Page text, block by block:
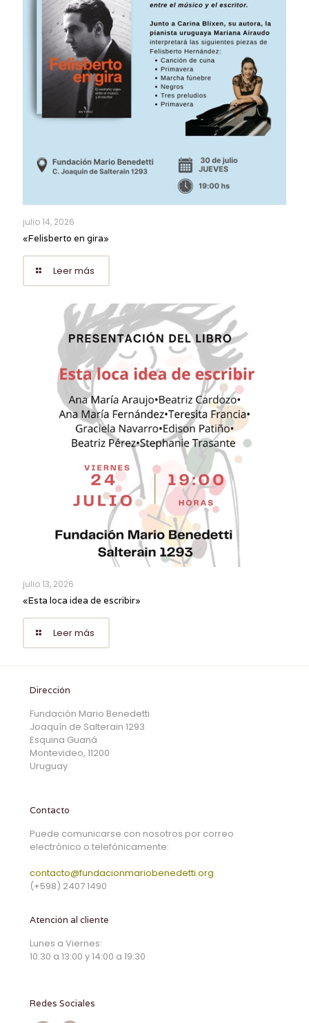
julio 14, 2026
«Felisberto en gira»
Leer más
julio 13, 2026
«Esta loca idea de escribir»
Leer más
Dirección
Fundación Mario Benedetti
Joaquín de Salterain 1293
Esquina Guaná
Montevideo, 11200
Uruguay
Contacto
Puede comunicarse con nosotros por correo
electrónico o telefónicamente:
contacto@fundacionmariobenedetti.org
(+598) 2407 1490
Atención al cliente
Lunes a Viernes:
10:30 a 13:00 y 14:00 a 19:30
Redes Sociales